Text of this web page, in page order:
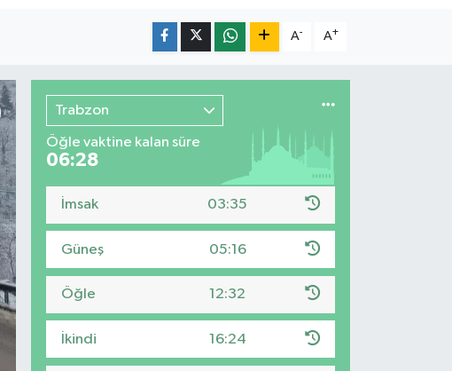
A- A+
Trabzon
Öğle vaktine kalan süre
06:27
İmsak 03:35
Güneş 05:16
Öğle 12:32
İkindi 16:24